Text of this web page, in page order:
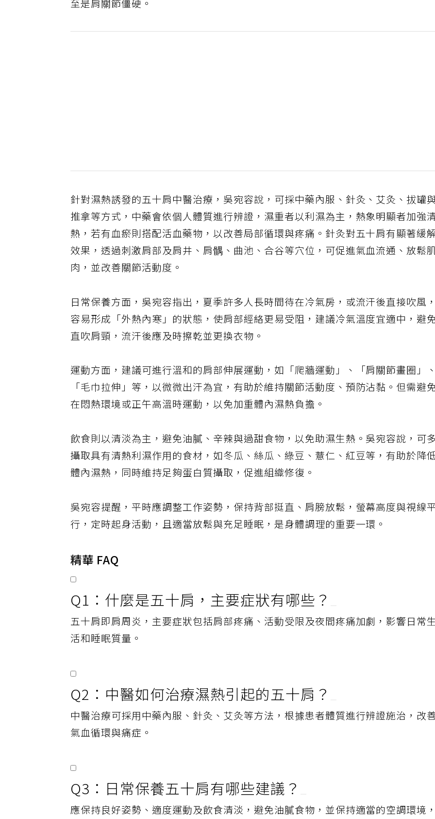
至是肩關節僵硬。
針對濕熱誘發的五十肩中醫治療，吳宛容說，可採中藥內服、針灸、艾灸、拔罐
推拿等方式，中藥會依個人體質進行辨證，濕重者以利濕為主，熱象明顯者加強清
熱，若有血瘀則搭配活血藥物，以改善局部循環與疼痛。針灸對五十肩有顯著緩
效果，透過刺激肩部及肩井、肩髃、曲池、合谷等穴位，可促進氣血流通、放鬆
肉，並改善關節活動度。
日常保養方面，吳宛容指出，夏季許多人長時間待在冷氣房，或流汗後直接吹風，
容易形成「外熱內寒」的狀態，使肩部經絡更易受阻，建議冷氣溫度宜適中，避
直吹肩頸，流汗後應及時擦乾並更換衣物。
運動方面，建議可進行溫和的肩部伸展運動，如「爬牆運動」、「肩關節畫圈」、
「毛巾拉伸」等，以微微出汗為宜，有助於維持關節活動度、預防沾黏。但需避
在悶熱環境或正午高溫時運動，以免加重體內濕熱負擔。
飲食則以清淡為主，避免油膩、辛辣與過甜食物，以免助濕生熱。吳宛容說，可多
攝取具有清熱利濕作用的食材，如冬瓜、絲瓜、綠豆、薏仁、紅豆等，有助於降
體內濕熱，同時維持足夠蛋白質攝取，促進組織修復。
吳宛容提醒，平時應調整工作姿勢，保持背部挺直、肩膀放鬆，螢幕高度與視線平
行，定時起身活動，且適當放鬆與充足睡眠，是身體調理的重要一環。
精華 FAQ
Q1：什麼是五十肩，主要症狀有哪些？
五十肩即肩周炎，主要症狀包括肩部疼痛、活動受限及夜間疼痛加劇，影響日常
活和睡眠質量。
Q2：中醫如何治療濕熱引起的五十肩？
中醫治療可採用中藥內服、針灸、艾灸等方法，根據患者體質進行辨證施治，改善
氣血循環與痛症。
Q3：日常保養五十肩有哪些建議？